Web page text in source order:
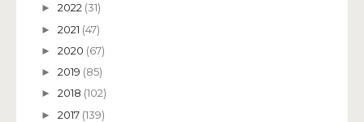
► 2022 (31)
► 2021 (47)
► 2020 (67)
► 2019 (85)
► 2018 (102)
► 2017 (139)